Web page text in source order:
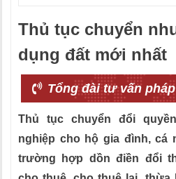
Thủ tục chuyển
dụng đất mới nhất
Tổng đài tư vấn
Thủ tục chuyển đổi
nghiệp cho hộ gia đình, cá
trường hợp dồn điền đổi